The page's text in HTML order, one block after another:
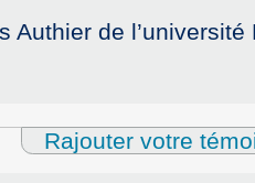
Authier de l’université
Rajouter votre